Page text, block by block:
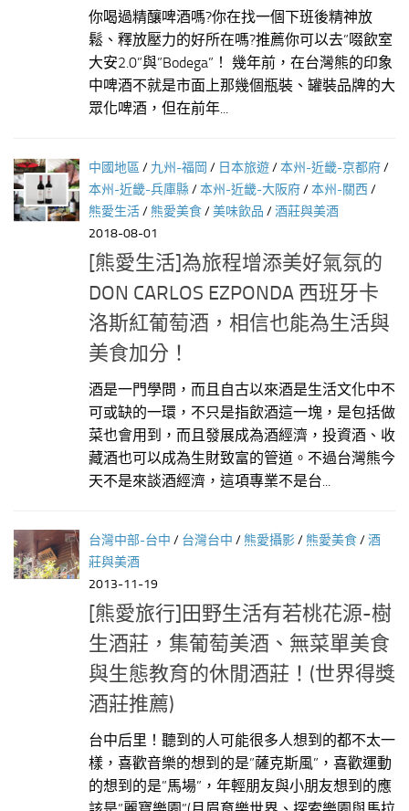
你喝過精釀啤酒嗎?你在找一個下班後精神放
鬆、釋放壓力的好所在嗎?推薦你可以去”啜飲室
大安2.0”與”Bodega”！ 幾年前，在台灣熊的印象
中啤酒不就是市面上那幾個瓶裝、罐裝品牌的大
眾化啤酒，但在前年...
中國地區 / 九州-福岡 / 日本旅遊/本州-近畿-京都府/
本州-近畿-兵庫縣/本州-近畿-大阪府/本州-關西/
熊愛生活/ 熊愛美食/美味飲品 /酒莊與美酒
2018-08-01
[熊愛生活]為旅程增添美好氣氛的
DON CARLOS EZPONDA 西班牙卡
洛斯紅葡萄酒，相信也能為生活與
美食加分！
酒是一門學問，而且自古以來酒是生活文化中不
可或缺的一環，不只是指飲酒這一塊，是包括做
菜也會用到，而且發展成為酒經濟，投資酒、收
藏酒也可以成為生財致富的管道。不過台灣熊今
天不是來談酒經濟，這項專業不是台...
台灣中部-台中 / 台灣台中 / 熊愛攝影/ 熊愛美食/酒
莊與美酒
2013-11-19
[熊愛旅行]田野生活有若桃花源-樹
生酒莊，集葡萄美酒、無菜單美食
與生態教育的休閒酒莊！(世界得獎
酒莊推薦)
台中后里！聽到的人可能很多人想到的都不太一
樣，喜歡音樂的想到的是”薩克斯風”，喜歡運動
的想到的是”馬場”，年輕朋友與小朋友想到的應